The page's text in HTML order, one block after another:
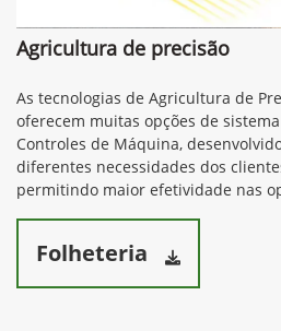
Agricultura de precisão
As tecnologias de Agricultura de
oferecem muitas opções de
Controles de Máquina,
diferentes necessidades dos
permitindo maior efetividade nas
Folheteria